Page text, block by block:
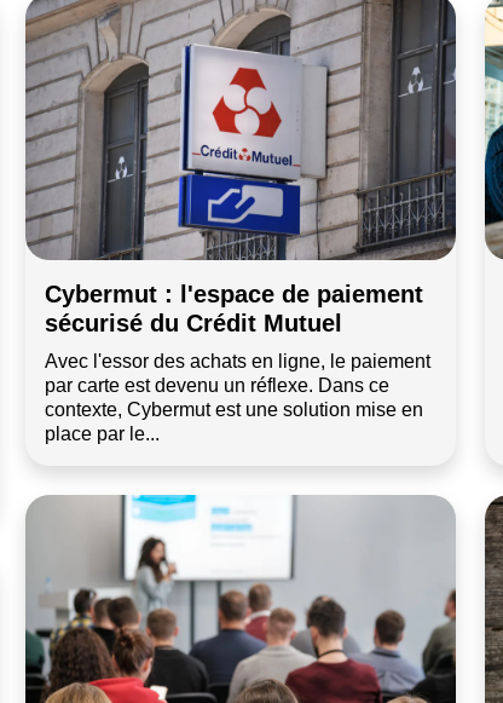
Cybermut : l'espace de paiement
sécurisé du Crédit Mutuel
Avec l'essor des achats en ligne, le paiement
par carte est devenu un réflexe. Dans ce
contexte, Cybermut est une solution mise en
place par le...